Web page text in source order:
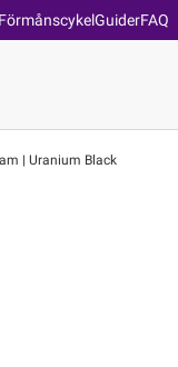
FörmånscykelGuiderFAQ
| Uranium Black